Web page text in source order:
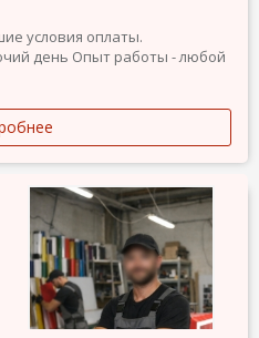
условия оплаты.
день Опыт работы - любой